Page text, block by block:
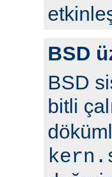
BSD
BSD
bitli